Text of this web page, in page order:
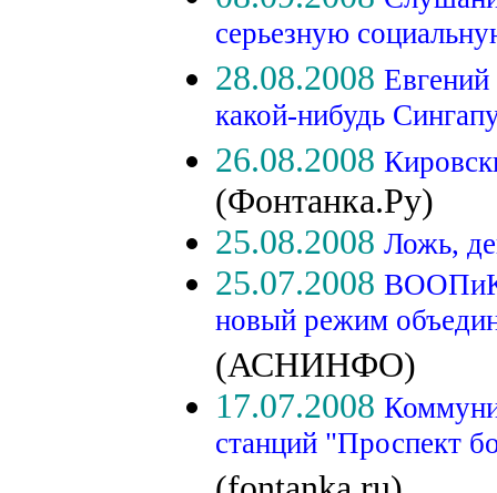
серьезную
28.08.2008
какой-нибудь
26.08.2008
(Фонтанка.Ру)
25.08.2008 Ложь,
25.07.2008 ВООПиК
новый режим
(АСНИНФО)
17.07.2008
станций "Проспект